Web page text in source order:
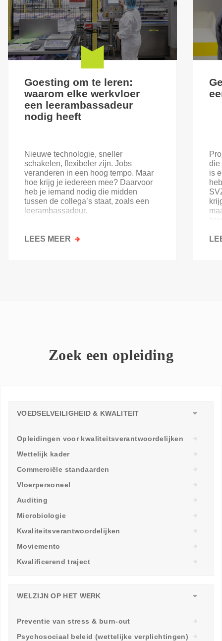
Goesting om te leren:
waarom elke werkvloer
een leerambassadeur
nodig heeft
Nieuwe technologie, sneller
schakelen, flexibeler zijn. Jobs
veranderen in een hoog tempo. Maar
hoe krijg je iedereen mee? Daarvoor
heb je iemand nodig die midden
tussen de collega’s staat, zoals een
leerambassadeur.
LEES MEER OVER
NODIG
die
is
Zoek een opleiding
VOEDSELVEILIGHEID & KWALITEIT
Opleidingen voor kwaliteitsverantwoordelijken
Wettelijk kader
Commerciële standaarden
Vloerpersoneel
Auditing
Microbiologie
Kwaliteitsverantwoordelijken
Moviemento
Kwalificerend traject
WELZIJN OP HET WERK
Preventie van stress & burn-out
Psychosociaal beleid (wettelijke verplichtingen)